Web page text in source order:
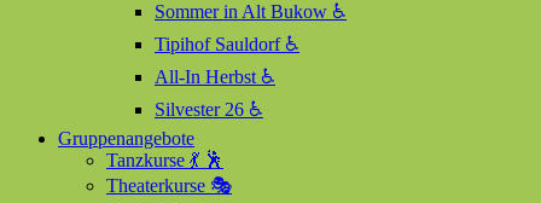
Sommer in Alt Bukow ♿
Tipihof Sauldorf ♿
All-In Herbst ♿
Silvester 26 ♿
Gruppenangebote
Tanzkurse 💃 🕺
Theaterkurse 🎭